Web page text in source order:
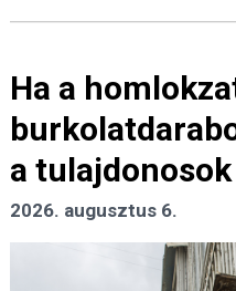
Ha a
a
2026. augusztus 6.